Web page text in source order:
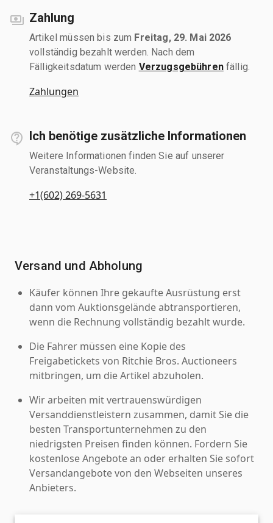
Zahlung
Artikel müssen bis zum Freitag, 29. Mai 2026
vollständig bezahlt werden. Nach dem
Fälligkeitsdatum werden Verzugsgebührenfällig.
Zahlungen
Ich benötige zusätzliche Informationen
Weitere Informationen finden Sie auf unserer
Veranstaltungs-Website.
+1(602) 269-5631
Versand und Abholung
Käufer können Ihre gekaufte Ausrüstung erst
dann vom Auktionsgelände abtransportieren,
wenn die Rechnung vollständig bezahlt wurde.
Die Fahrer müssen eine Kopie des
Freigabetickets von Ritchie Bros. Auctioneers
mitbringen, um die Artikel abzuholen.
Wir arbeiten mit vertrauenswürdigen
Versanddienstleistern zusammen, damit Sie die
besten Transportunternehmen zu den
niedrigsten Preisen finden können. Fordern Sie
kostenlose Angebote an oder erhalten Sie sofort
Versandangebote von den Webseiten unseres
Anbieters.